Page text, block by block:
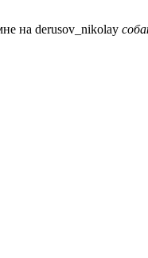
на derusov_nikolay